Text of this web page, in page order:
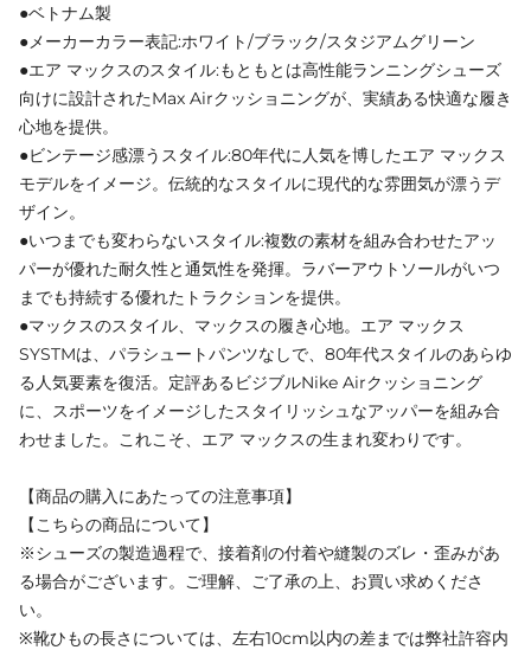
●ベトナム製
●メーカーカラー表記:ホワイト/ブラック/スタジアムグリーン
●エア マックスのスタイル:もともとは高性能ランニングシューズ
向けに設計されたMax Airクッショニングが、実績ある快適な履き
心地を提供。
●ビンテージ感漂うスタイル:80年代に人気を博したエア マックス
モデルをイメージ。伝統的なスタイルに現代的な雰囲気が漂うデ
ザイン。
●いつまでも変わらないスタイル:複数の素材を組み合わせたアッ
パーが優れた耐久性と通気性を発揮。ラバーアウトソールがいつ
までも持続する優れたトラクションを提供。
●マックスのスタイル、マックスの履き心地。エア マックス
SYSTMは、パラシュートパンツなしで、80年代スタイルのあらゆ
る人気要素を復活。定評あるビジブルNike Airクッショニング
に、スポーツをイメージしたスタイリッシュなアッパーを組み合
わせました。これこそ、エア マックスの生まれ変わりです。
【商品の購入にあたっての注意事項】
【こちらの商品について】
※シューズの製造過程で、接着剤の付着や縫製のズレ・歪みがあ
る場合がございます。ご理解、ご了承の上、お買い求めくださ
い。
※靴ひもの長さについては、左右10cm以内の差までは弊社許容内